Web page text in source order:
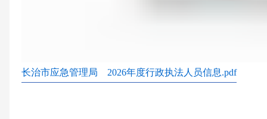
长治市应急管理局 2026年度行政执法人员信息.pdf